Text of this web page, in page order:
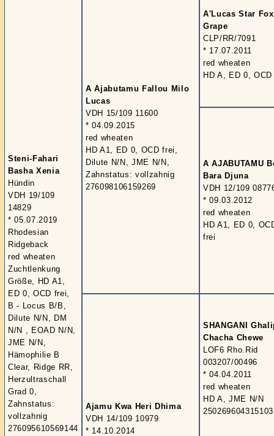
Steni-Fahari
Basha Xenia
Hündin
VDH 19/109
14829
* 05.07.2019
Rhodesian
Ridgeback
red wheaten
Zuchtlenkung
Größe, HD A1,
ED 0, OCD frei,
B - Locus B/B,
Dilute N/N, DM
N/N , EOAD N/N,
JME N/N,
Hämophilie B
Clear, Ridge RR,
Herzultraschall
Grad 0,
Zahnstatus:
vollzahnig
276095610569144
A Ajabutamu Fallou Milo
Lucas
VDH 15/109 11600
* 04.09.2015
red wheaten
HD A1, ED 0, OCD frei,
Dilute N/N, JME N/N,
Zahnstatus: vollzahnig
276098106159269
A'Lucas Star Fox
Grape
CLP/RR/7091
* 17.07.2011
red wheaten
HD A, ED 0,
A AJABUTAMU
Bara Djuna
VDH 12/109
* 09.03.2012
red wheaten
HD A1, ED 0,
frei
Ajamu Kwa Heri Dhima
VDH 14/109 10979
* 14.10.2014
SHANGANI
Chacha Chewe
LOF6 Rho.Rid
003207/00496
* 04.04.2011
red wheaten
HD A, JME N/N
250269604315103